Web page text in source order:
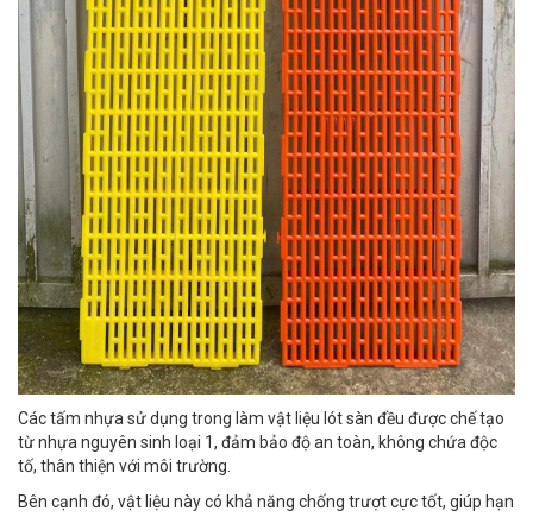
Các tấm nhựa sử dụng trong làm vật liệu lót sàn đều được chế tạo
từ nhựa nguyên sinh loại 1, đảm bảo độ an toàn, không chứa độc
tố, thân thiện với môi trường.
Bên cạnh đó, vật liệu này có khả năng chống trượt cực tốt, giúp hạn